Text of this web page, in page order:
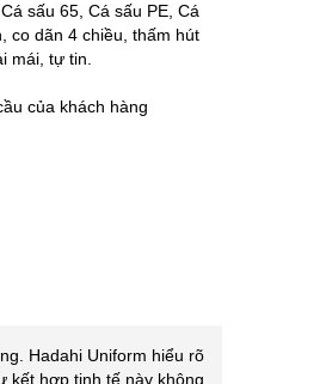
sấu 65, Cá sấu PE, Cá
co dãn 4 chiều, thấm hút
mái, tự tin.
của khách hàng
Hadahi Uniform hiểu rõ
kết hợp tinh tế này không